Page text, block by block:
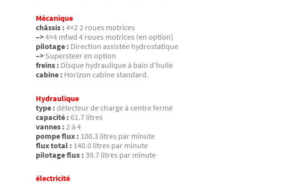
Mécanique
châssis : 4×2 2 roues motrices
–>4×4 mfwd 4 roues motrices (en option)
pilotage : Direction assistée hydrostatique
–> Supersteer en option
freins : Disque hydraulique à bain d’huile
cabine : Horizon cabine standard.
Hydraulique
type : détecteur de charge à centre fermé
capacité : 61.7 litres
vannes : 2 à 4
pompe flux : 100.3 litres par minute
flux total : 140.0 litres par minute
pilotage flux : 39.7 litres par minute
électricité